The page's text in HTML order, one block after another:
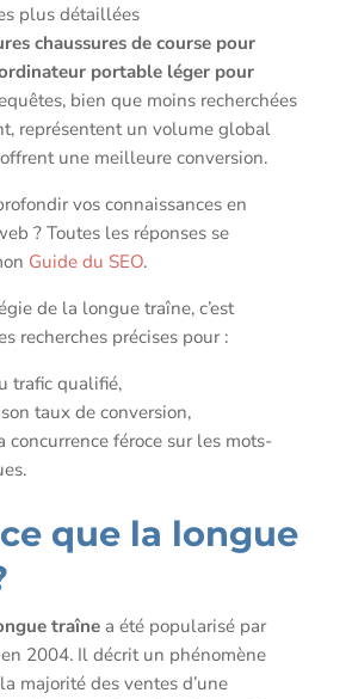
plus détaillées
chaussures de course pour
portable léger pour
bien que moins recherchées
représentent un volume global
une meilleure conversion.
vos connaissances en
? Toutes les réponses se
Guide du SEO.
de la longue traîne, c’est
recherches précises pour :
trafic qualifié,
taux de conversion,
concurrence féroce sur les mots-
ce que la longue
traînea été popularisé par
2004. Il décrit un phénomène
majorité des ventes d’une